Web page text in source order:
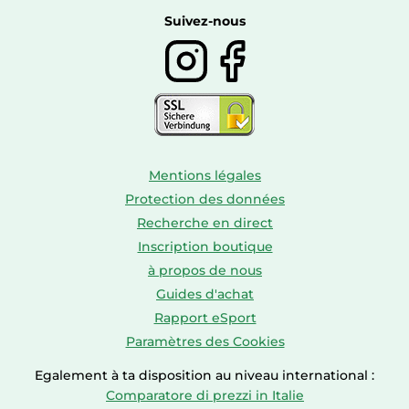
Suivez-nous
Mentions légales
Protection des données
Recherche en direct
Inscription boutique
à propos de nous
Guides d'achat
Rapport eSport
Paramètres des Cookies
Egalement à ta disposition au niveau international :
Comparatore di prezzi in Italie